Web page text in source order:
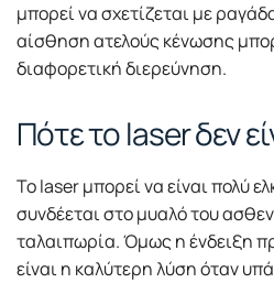
μπορεί να σχετίζεται με
αίσθηση ατελούς κένωσης
διαφορετική διερεύνηση.
Πότε το laser δεν
Το laser μπορεί να είναι πολύ
συνδέεται στο μυαλό του
ταλαιπωρία. Όμως η ένδειξη
είναι η καλύτερη λύση όταν